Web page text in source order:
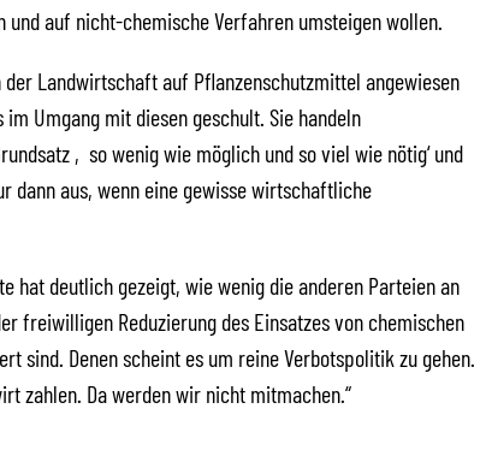
und auf nicht-chemische Verfahren umsteigen wollen.
Landwirtschaft auf Pflanzenschutzmittel angewiesen
Umgang mit diesen geschult. Sie handeln
‚so wenig wie möglich und so viel wie nötig‘ und
dann aus, wenn eine gewisse wirtschaftliche
hat deutlich gezeigt, wie wenig die anderen Parteien an
freiwilligen Reduzierung des Einsatzes von chemischen
sind. Denen scheint es um reine Verbotspolitik zu gehen.
zahlen. Da werden wir nicht mitmachen.“